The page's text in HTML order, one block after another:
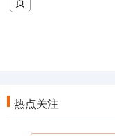
热点关注